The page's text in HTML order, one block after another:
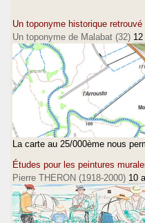
Un toponyme historique retrouvé
Un toponyme de Malabat (32)
La carte au 25/000ème nous
Études pour les peintures
Pierre THERON (1918-2000) 10